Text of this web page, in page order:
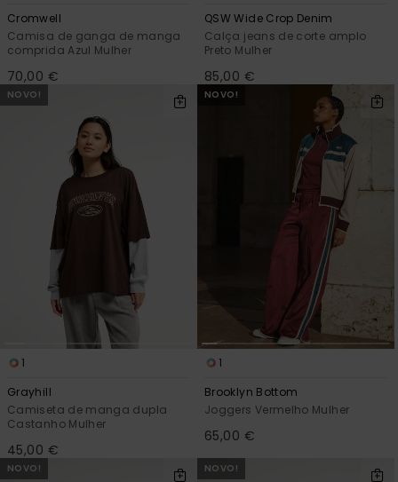
Cromwell
Camisa de ganga de manga
comprida Azul Mulher
70,00 €
QSW Wide Crop Denim
Calça jeans de corte amplo
Preto Mulher
85,00 €
NOVO!
1
Grayhill
Camiseta de manga dupla
Castanho Mulher
45,00 €
NOVO!
1
Brooklyn Bottom
Joggers Vermelho Mulher
65,00 €
NOVO! NOVO!